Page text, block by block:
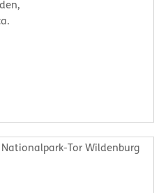
Nationalpark-Tor Wildenburg